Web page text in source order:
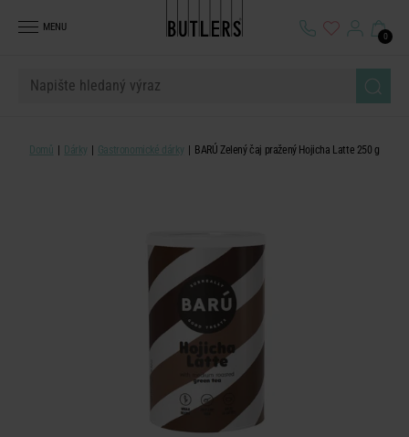
MENU
0
Domů Dárky Gastronomické dárky BARÚ Zelený čaj pražený Hojicha Latte 250 g